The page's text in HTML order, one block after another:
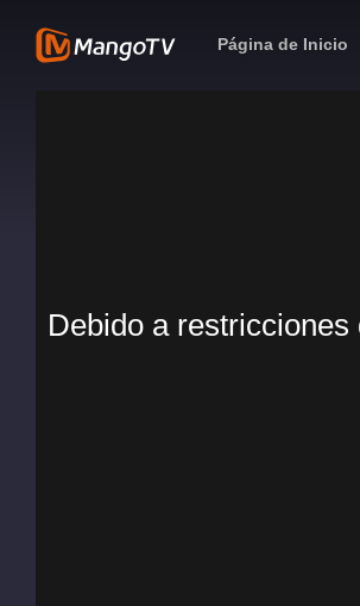
Página de Inicio
Debido a